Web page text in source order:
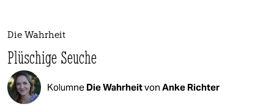
Die Wahrheit
Plüschige Seuche
Kolumne Die Wahrheitvon Anke Richter